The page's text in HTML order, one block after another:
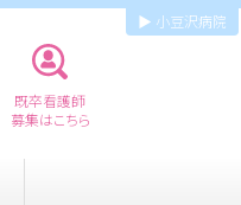
▶ 小豆沢病院
既卒看護師
募集はこちら